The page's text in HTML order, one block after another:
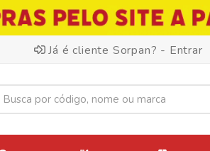
Já é cliente Sorpan? - Entrar